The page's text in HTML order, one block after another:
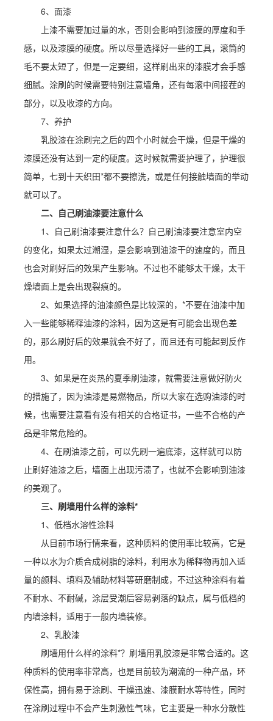
6、面漆
上漆不需要加过量的水，否则会影响到漆膜的厚度和手
感，以及漆膜的硬度。所以尽量选择好一些的工具，滚筒的
毛不要太短了，但是一定要细，这样刷出来的漆膜才会手感
细腻。涂刷的时候需要特别注意墙角，还有每滚中间接茬的
部分，以及收漆的方向。
7、养护
乳胶漆在涂刷完之后的四个小时就会干燥，但是干燥的
漆膜还没有达到一定的硬度。这时候就需要护理了，护理很
简单，七到十天织田*都不要擦洗，或是任何接触墙面的举动
就可以了。
二、自己刷油漆要注意什么
1、自己刷油漆要注意什么？自己刷油漆要注意室内空
的变化，如果太过潮湿，是会影响到油漆干的速度的，而且
也会对刷好后的效果产生影响。不过也不能够太干燥，太干
燥墙面上是会出现裂痕的。
2、如果选择的油漆颜色是比较深的，*不要在油漆中加
入一些能够稀释油漆的涂料，因为这是有可能会出现色差
的，那么刷好后的效果就会不好了，而且还有可能起到反作
用。
3、如果是在炎热的夏季刷油漆，就需要注意做好防火
的措施了，因为油漆是易燃物品，所以大家在选购油漆的时
候，也需要注意看有没有相关的合格证书，一些不合格的产
品是非常危险的。
4、在刷油漆之前，可以先刷一遍底漆，这样就可以防
止刷好油漆之后，墙面上出现污渍了，也就不会影响到油漆
的美观了。
三、刷墙用什么样的涂料*
1、低档水溶性涂料
从目前市场行情来看，这种质料的使用率比较高，它是
一种以水为介质合成树脂的涂料，利用水为稀释物再加入适
量的颜料、填料及辅助材料等研磨制成，不过这种涂料有着
不耐水、不耐碱，涂层受潮后容易剥落的缺点，属与低档的
内墙涂料，适用于一般内墙装修。
2、乳胶漆
刷墙用什么样的涂料*？刷墙用乳胶漆是非常合适的。这
种质料的使用率非常高，也是目前较为潮流的一种产品，环
保性高，拥有易于涂刷、干燥迅速、漆膜耐水等特性，同时
在涂刷过程中不会产生刺激性气味，它主要是一种水分散性